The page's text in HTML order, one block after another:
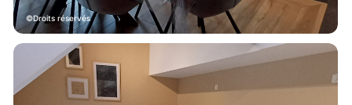
Droits réservés